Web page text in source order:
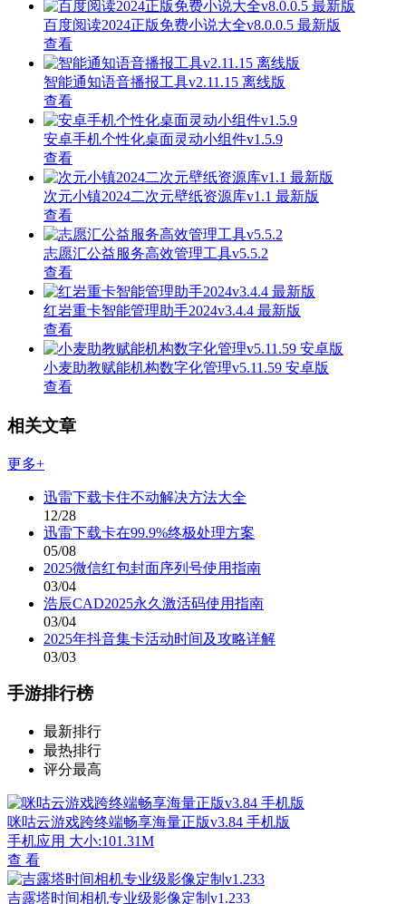
百度阅读2024正版免费小说大全v8.0.0.5 最新版
查看
智能通知语音播报工具v2.11.15 离线版
查看
安卓手机个性化桌面灵动小组件v1.5.9
查看
次元小镇2024二次元壁纸资源库v1.1 最新版
查看
志愿汇公益服务高效管理工具v5.5.2
查看
红岩重卡智能管理助手2024v3.4.4 最新版
查看
小麦助教赋能机构数字化管理v5.11.59 安卓版
查看
相关文章
更多+
迅雷下载卡住不动解决方法大全
12/28
迅雷下载卡在99.9%终极处理方案
05/08
2025微信红包封面序列号使用指南
03/04
浩辰CAD2025永久激活码使用指南
03/04
2025年抖音集卡活动时间及攻略详解
03/03
手游排行榜
最新排行
最热排行
评分最高
咪咕云游戏跨终端畅享海量正版v3.84 手机版
手机应用 大小:101.31M
查 看
吉露塔时间相机专业级影像定制v1.233